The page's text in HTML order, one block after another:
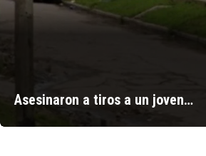
Asesinaron a tiros a un joven…